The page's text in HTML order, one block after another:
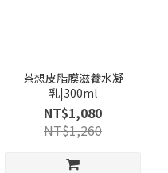
茶想皮脂膜滋養水凝
乳|300ml
NT$1,080
NT$1,260